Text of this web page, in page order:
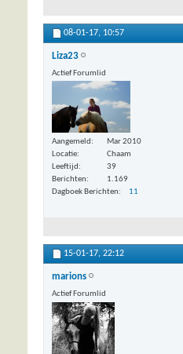
08-01-17, 10:57
Liza23
Actief Forumlid
Aangemeld
Mar 2010
Locatie
Chaam
Leeftijd
39
Berichten
1.169
Dagboek Berichten
11
15-01-17, 22:12
marions
Actief Forumlid